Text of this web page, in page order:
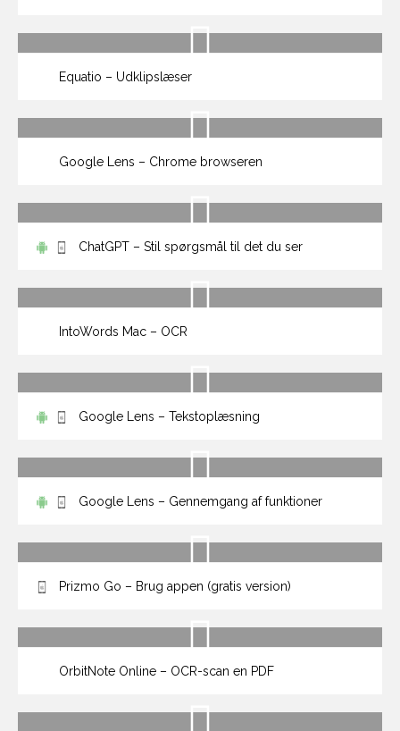
Equatio – Udklipslæser
Google Lens – Chrome browseren
ChatGPT – Stil spørgsmål til det du ser
IntoWords Mac – OCR
Google Lens – Tekstoplæsning
Google Lens – Gennemgang af funktioner
Prizmo Go – Brug appen (gratis version)
OrbitNote Online – OCR-scan en PDF